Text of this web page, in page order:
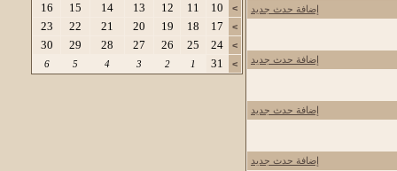
إضافة حدث جديد
إضافة حدث جديد
إضافة حدث جديد
إضافة حدث جديد
>
10
11
12
13
14
15
16
>
17
18
19
20
21
22
23
>
24
25
26
27
28
29
30
>
31
1
2
3
4
5
6